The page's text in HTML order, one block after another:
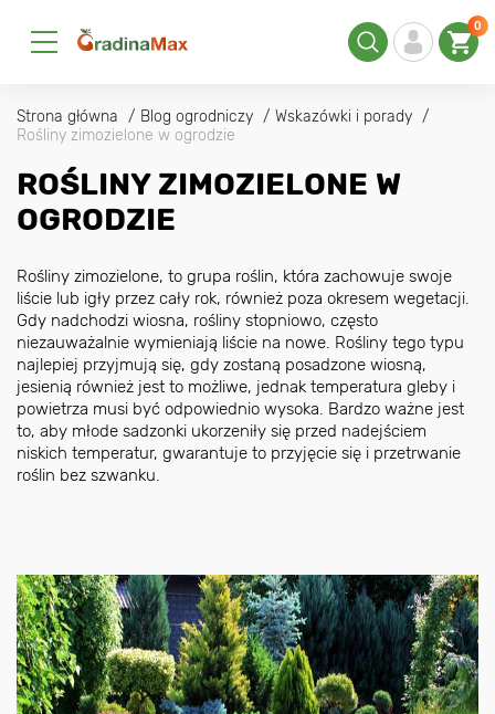
0
Strona główna Blog ogrodniczy
Wskazówki i porady
Rośliny zimozielone w ogrodzie
ROŚLINY ZIMOZIELONE W
OGRODZIE
Rośliny zimozielone, to grupa roślin, która zachowuje swoje
liście lub igły przez cały rok, również poza okresem wegetacji.
Gdy nadchodzi wiosna, rośliny stopniowo, często
niezauważalnie wymieniają liście na nowe. Rośliny tego typu
najlepiej przyjmują się, gdy zostaną posadzone wiosną,
jesienią również jest to możliwe, jednak temperatura gleby i
powietrza musi być odpowiednio wysoka. Bardzo ważne jest
to, aby młode sadzonki ukorzeniły się przed nadejściem
niskich temperatur, gwarantuje to przyjęcie się i przetrwanie
roślin bez szwanku.